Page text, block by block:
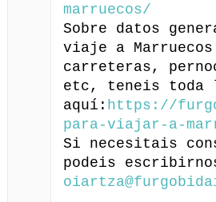
marruecos/
Sobre datos
viaje a
carreteras,
etc, teneis toda
aquí: https://
para-viajar-a-
Si necesitais
podeis